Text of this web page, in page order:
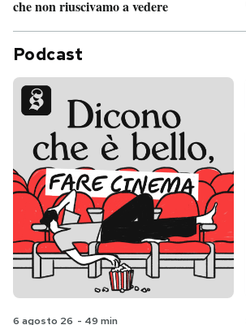
che non riuscivamo a vedere
Podcast
6 agosto 26 - 49 min